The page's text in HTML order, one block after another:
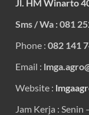
Jl. HM Winarto
Sms / Wa : 081
Phone : 082 141
Email :
Website :
Jam Kerja : Senin